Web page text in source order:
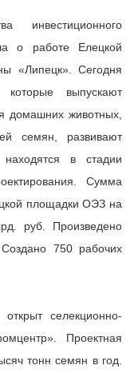
инвестиционного
о работе Елецкой
«Липецк». Сегодня
выпускают
домашних животных,
семян, развивают
находятся в стадии
Сумма
площадки ОЭЗ на
руб. Произведено
750 рабочих
селекционно-
Проектная
тонн семян в год.